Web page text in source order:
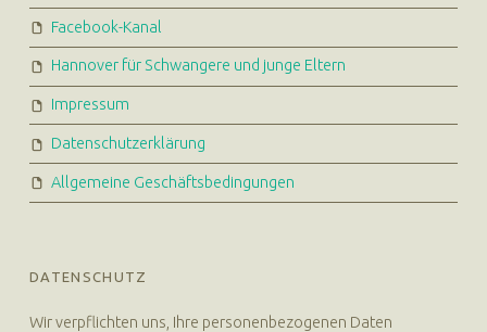
Facebook-Kanal
Hannover für Schwangere und junge Eltern
Impressum
Datenschutzerklärung
Allgemeine Geschäftsbedingungen
DATENSCHUTZ
Wir verpflichten uns, Ihre personenbezogenen Daten